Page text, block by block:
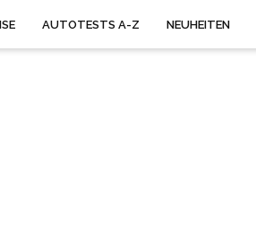
AUTOTESTS A-Z NEUHEITEN